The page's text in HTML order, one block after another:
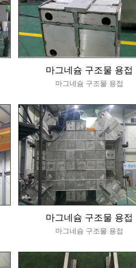
마그네슘 구조물 용접
마그네슘 구조물 용접
마그네슘 구조물 용접
마그네슘 구조물 용접